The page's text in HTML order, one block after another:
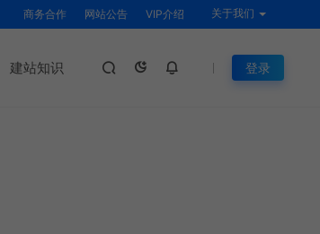
商务合作 网站公告 VIP介绍 关于我们
建站知识 登录